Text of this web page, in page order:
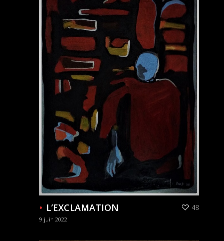
L’EXCLAMATION
9 juin 2022
48